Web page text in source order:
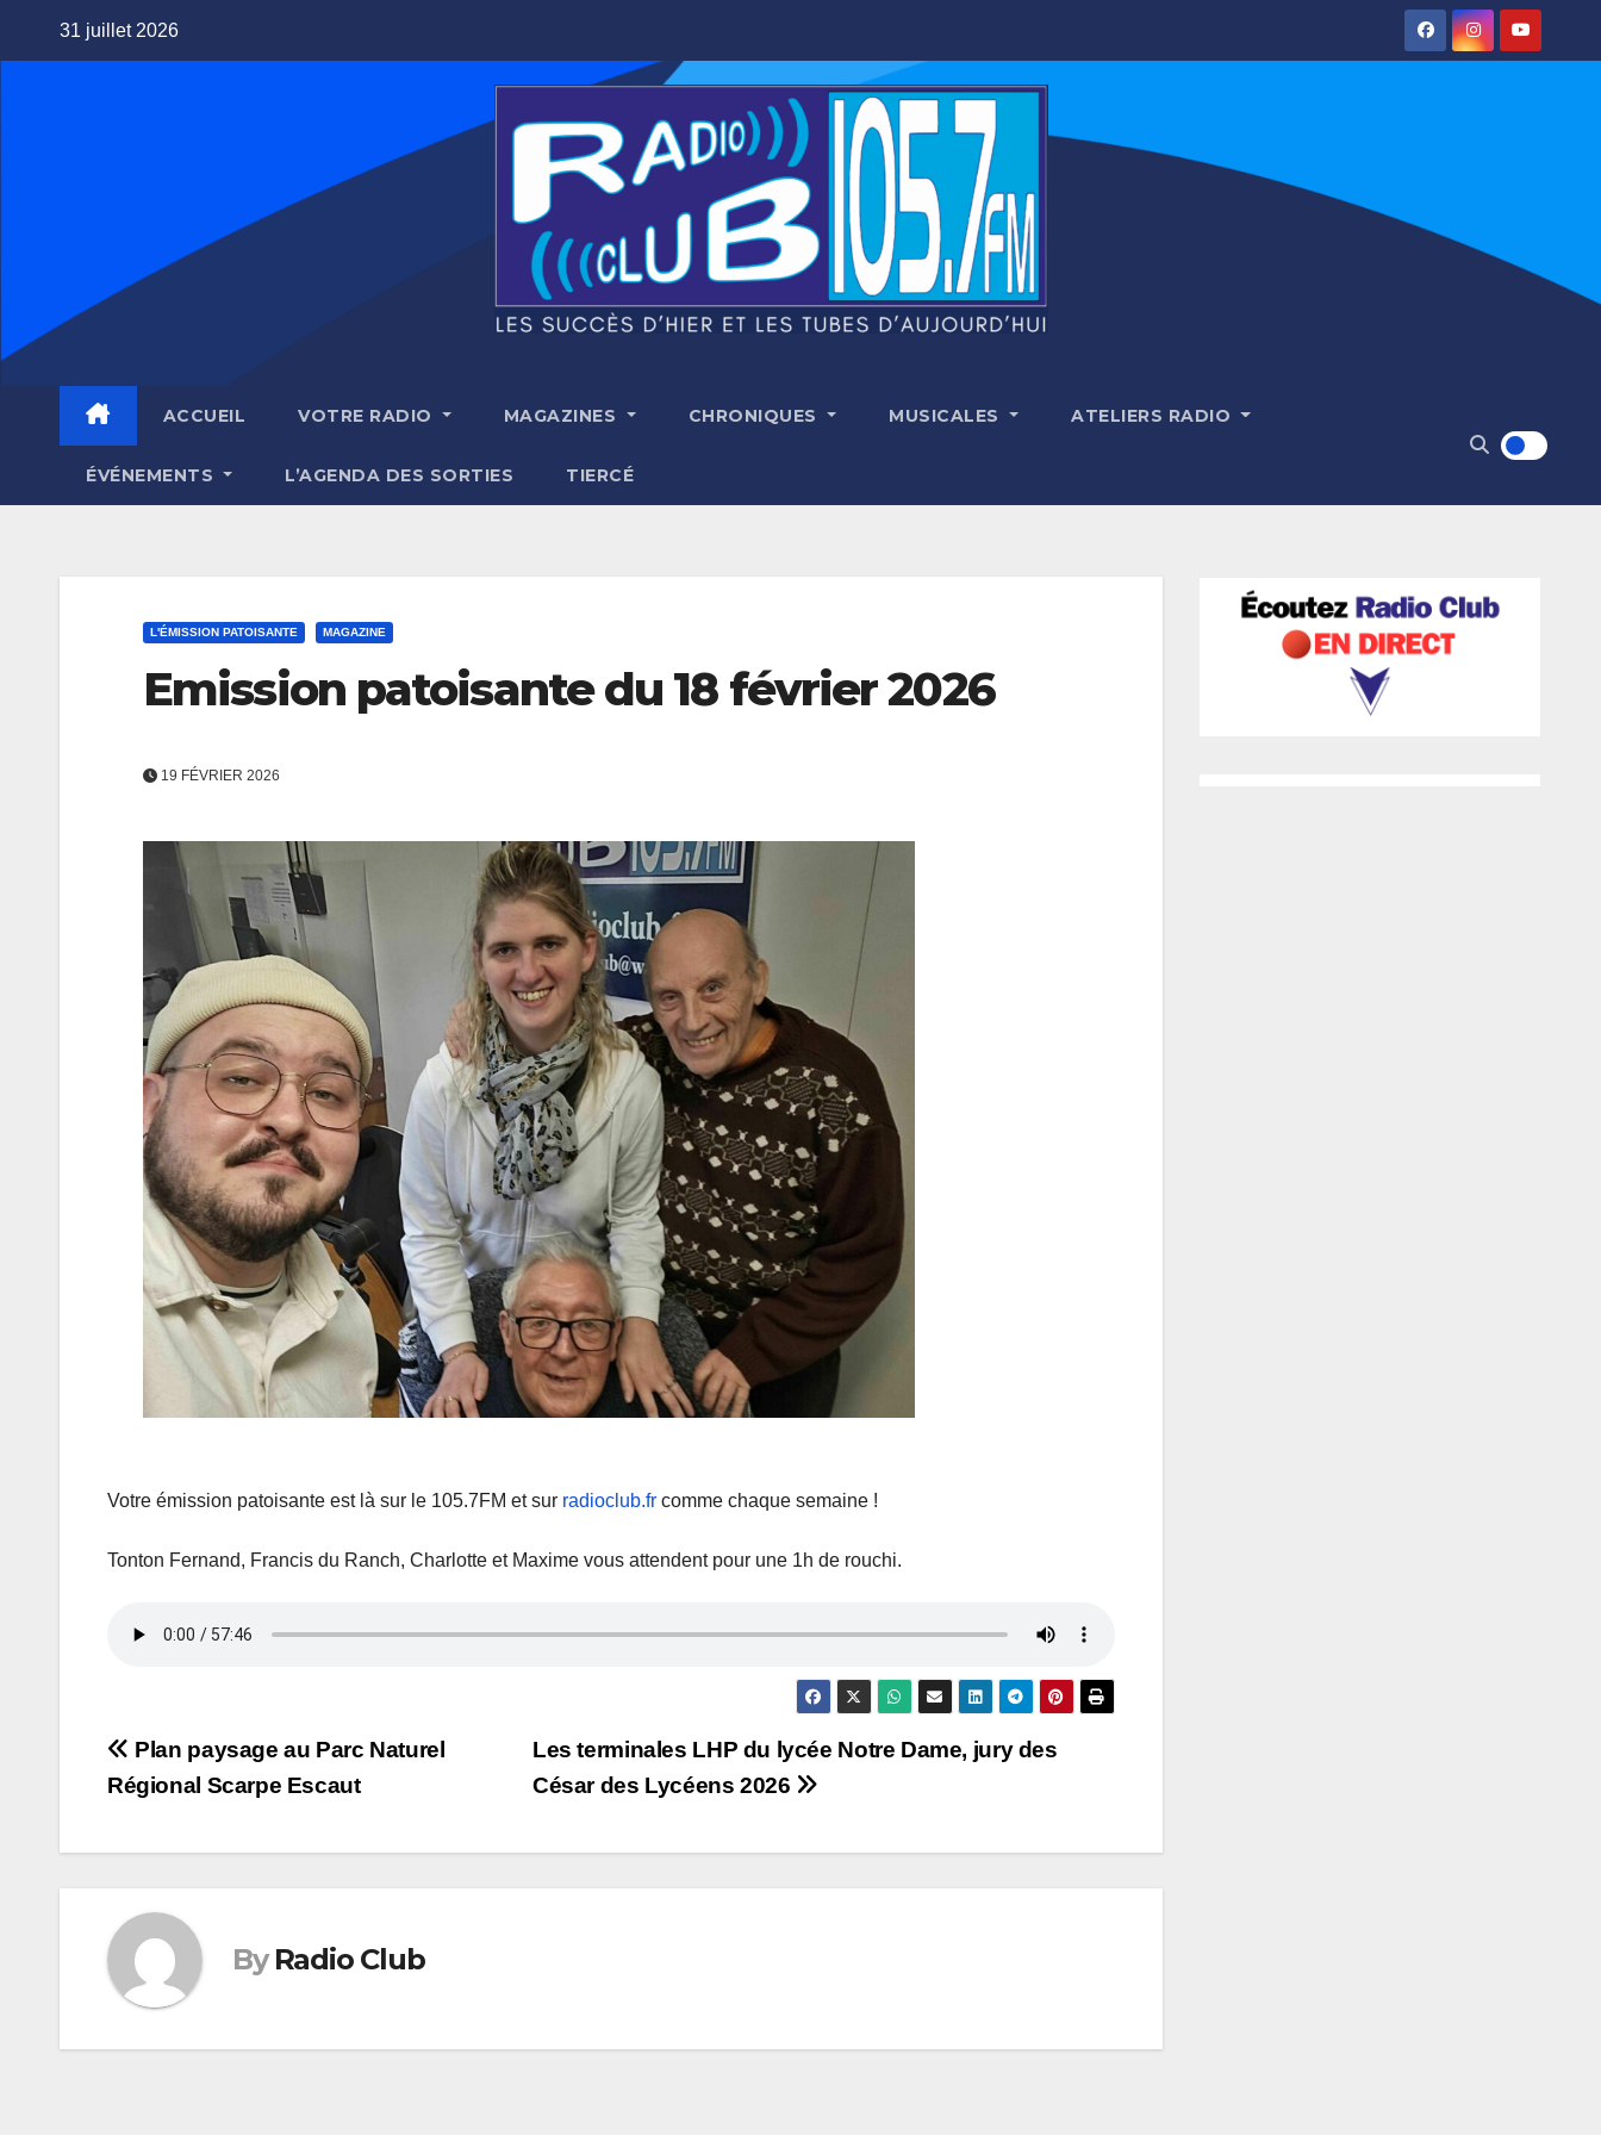
31 juillet 2026
ACCUEIL VOTRE RADIO MAGAZINES CHRONIQUES MUSICALES ATELIERS RADIO
ÉVÉNEMENTS L’AGENDA DES SORTIES TIERCÉ
L'ÉMISSION PATOISANTE MAGAZINE
Emission patoisante du 18 février 2026
19 FÉVRIER 2026
Votre émission patoisante est là sur le 105.7FM et sur radioclub.fr comme chaque semaine !
Tonton Fernand, Francis du Ranch, Charlotte et Maxime vous attendent pour une 1h de rouchi.
Navigation
de
l’article
Les terminales LHP du lycée Notre Dame, jury des
César des Lycéens 2026
Plan paysage au Parc Naturel
Régional Scarpe Escaut
By Radio Club